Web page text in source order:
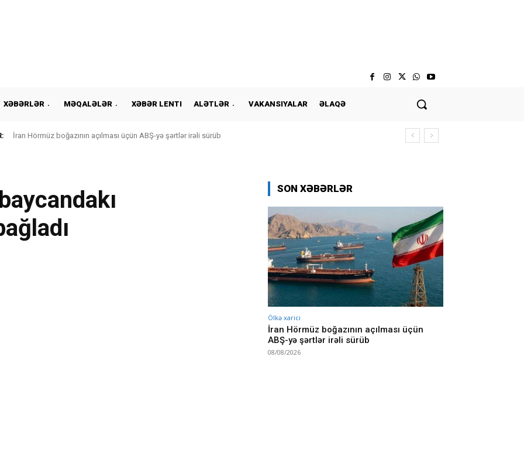
XƏBƏRLƏR MƏQALƏLƏR XƏBƏR LENTI ALƏTLƏR VAKANSIYALAR ƏLAQƏ
İran Hörmüz boğazının açılması üçün ABŞ-yə şərtlər irəli sürüb
SON XƏBƏRLƏR
Ölkə xarici
İran Hörmüz boğazının açılması üçün
ABŞ-yə şərtlər irəli sürüb
08/08/2026